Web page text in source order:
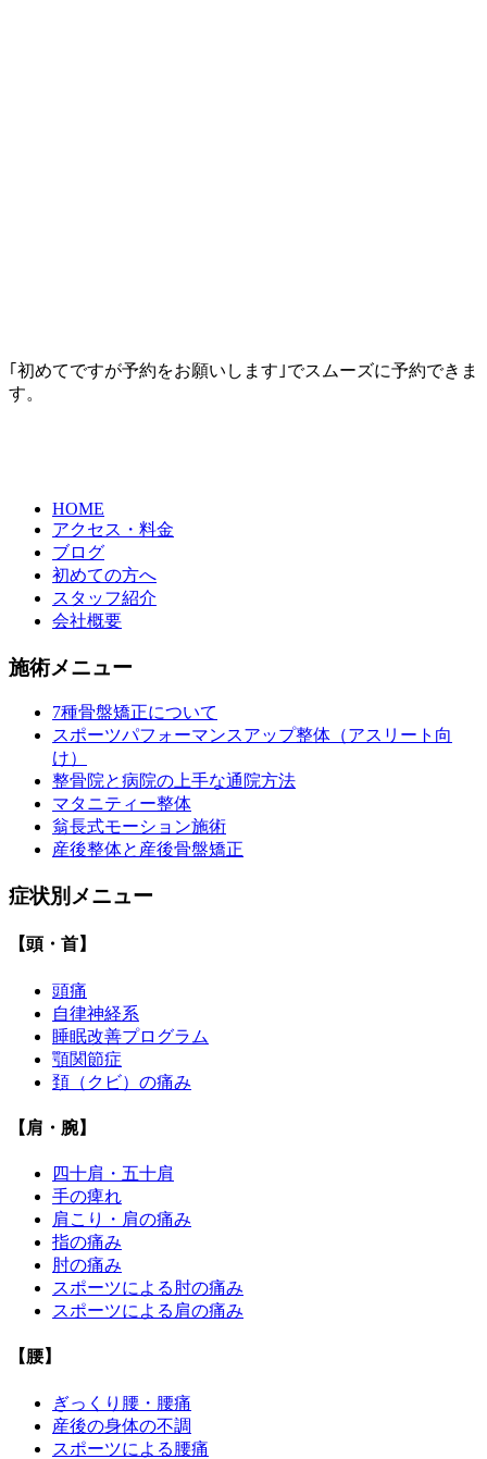
｢初めてですが予約をお願いします｣でスムーズに予約できま
す。
HOME
アクセス・料金
ブログ
初めての方へ
スタッフ紹介
会社概要
施術メニュー
7種骨盤矯正について
スポーツパフォーマンスアップ整体（アスリート向
け）
整骨院と病院の上手な通院方法
マタニティー整体
翁長式モーション施術
産後整体と産後骨盤矯正
症状別メニュー
【頭・首】
頭痛
自律神経系
睡眠改善プログラム
顎関節症
頚（クビ）の痛み
【肩・腕】
四十肩・五十肩
手の痺れ
肩こり・肩の痛み
指の痛み
肘の痛み
スポーツによる肘の痛み
スポーツによる肩の痛み
【腰】
ぎっくり腰・腰痛
産後の身体の不調
スポーツによる腰痛